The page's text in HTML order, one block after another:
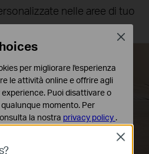
nelle aree di tuo
Close
per migliorare l'esperienza
le attività online e offrire agli
Puoi disattivare o
momento. Per
la nostra privacy policy .
per il corretto
Close